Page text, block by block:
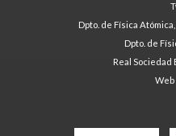
Dpto. de Física
Dpto. de
Real Sociedad
Web